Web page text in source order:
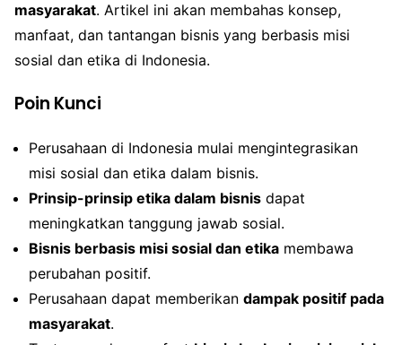
masyarakat. Artikel ini akan membahas konsep,
manfaat, dan tantangan bisnis yang berbasis misi
sosial dan etika di Indonesia.
Poin Kunci
Perusahaan di Indonesia mulai mengintegrasikan
misi sosial dan etika dalam bisnis.
Prinsip-prinsip etika dalam bisnis dapat
meningkatkan tanggung jawab sosial.
Bisnis berbasis misi sosial dan etika membawa
perubahan positif.
Perusahaan dapat memberikan dampak positif pada
masyarakat.